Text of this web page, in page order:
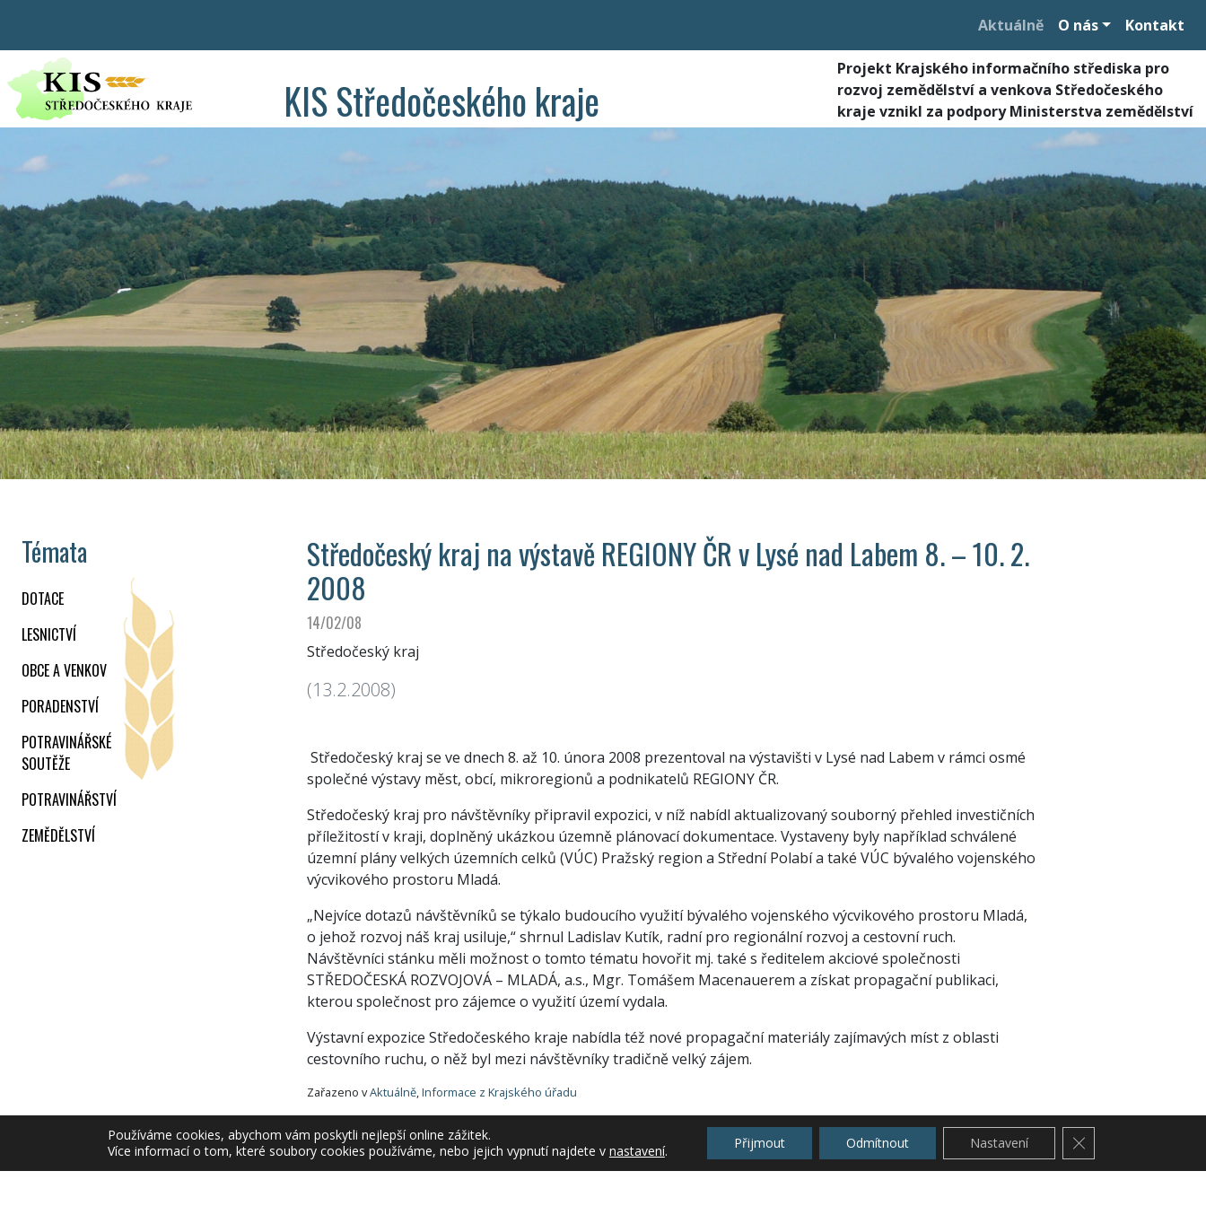
Aktuálně O nás Kontakt
KIS Středočeského kraje
Projekt Krajského informačního střediska pro
rozvoj zemědělství a venkova Středočeského
kraje vznikl za podpory Ministerstva zemědělství
Témata
DOTACE
LESNICTVÍ
OBCE A VENKOV
PORADENSTVÍ
POTRAVINÁŘSKÉ
SOUTĚŽE
POTRAVINÁŘSTVÍ
ZEMĚDĚLSTVÍ
Středočeský kraj na výstavě REGIONY ČR v Lysé nad Labem 8. – 10. 2.
2008
14/02/08
Středočeský kraj
(13.2.2008)
Středočeský kraj se ve dnech 8. až 10. února 2008 prezentoval na výstavišti v Lysé nad Labem v rámci osmé
společné výstavy měst, obcí, mikroregionů a podnikatelů REGIONY ČR.
Středočeský kraj pro návštěvníky připravil expozici, v níž nabídl aktualizovaný souborný přehled investičních
příležitostí v kraji, doplněný ukázkou územně plánovací dokumentace. Vystaveny byly například schválené
územní plány velkých územních celků (VÚC) Pražský region a Střední Polabí a také VÚC bývalého vojenského
výcvikového prostoru Mladá.
„Nejvíce dotazů návštěvníků se týkalo budoucího využití bývalého vojenského výcvikového prostoru Mladá,
o jehož rozvoj náš kraj usiluje,“ shrnul Ladislav Kutík, radní pro regionální rozvoj a cestovní ruch.
Návštěvníci stánku měli možnost o tomto tématu hovořit mj. také s ředitelem akciové společnosti
STŘEDOČESKÁ ROZVOJOVÁ – MLADÁ, a.s., Mgr. Tomášem Macenauerem a získat propagační publikaci,
kterou společnost pro zájemce o využití území vydala.
Výstavní expozice Středočeského kraje nabídla též nové propagační materiály zajímavých míst z oblasti
cestovního ruchu, o něž byl mezi návštěvníky tradičně velký zájem.
Zařazeno vAktuálně Informace z Krajského úřadu
Používáme cookies, abychom vám poskytli nejlepší online zážitek.
Více informací o tom, které soubory cookies používáme, nebo jejich vypnutí najdete v nastavení. Přijmout Odmítnout Nastavení Zavřít cookie lištu